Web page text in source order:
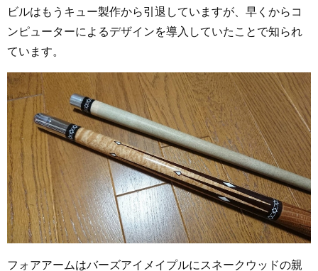
ビルはもうキュー製作から引退していますが、早くからコ
ンピューターによるデザインを導入していたことで知られ
ています。
フォアアームはバーズアイメイプルにスネークウッドの親